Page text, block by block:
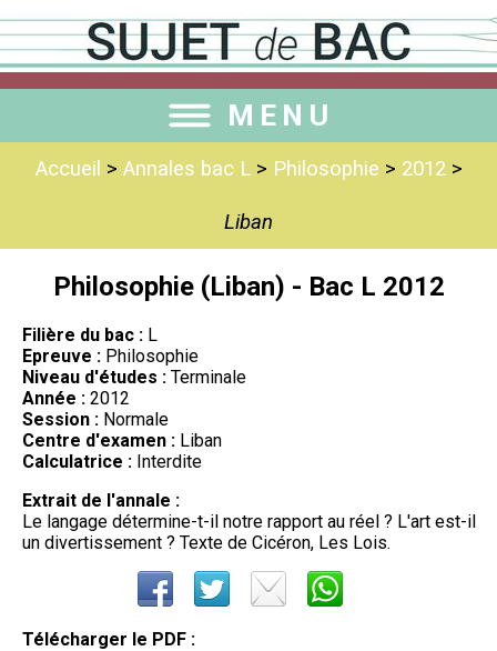
MENU
Accueil > Annales bac L> Philosophie > 2012>
Liban
Philosophie (Liban) - Bac L 2012
Filière du bac : L
Epreuve : Philosophie
Niveau d'études : Terminale
Année : 2012
Session : Normale
Centre d'examen : Liban
Calculatrice : Interdite
Extrait de l'annale :
Le langage détermine-t-il notre rapport au réel ? L'art est-il
un divertissement ? Texte de Cicéron, Les Lois.
Télécharger le PDF :